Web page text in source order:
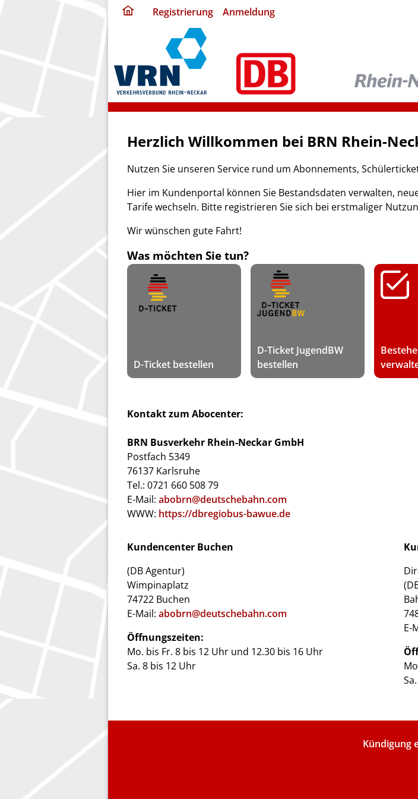
ding Registrierung Anmeldung
Herzlich Willkommen bei BRN Rhein-
Nutzen Sie unseren Service rund um Abonnements,
Hier im Kundenportal können Sie Bestandsdaten verwalten,
Tarife wechseln. Bitte registrieren Sie sich bei erstmaliger
Wir wünschen gute Fahrt!
Was möchten Sie tun?
D-Ticket bestellen
D-Ticket JugendBW
bestellen
Kontakt zum Abocenter:
BRN Busverkehr Rhein-Neckar GmbH
Postfach 5349
76137 Karlsruhe
Tel.: 0721 660 508 79
E-Mail: abobrn@deutschebahn.com
WWW: https://dbregiobus-bawue.de
Kundencenter Buchen
(DB Agentur)
Wimpinaplatz
74722 Buchen
E-Mail: abobrn@deutschebahn.com
Öffnungszeiten:
Mo. bis Fr. 8 bis 12 Uhr und 12.30 bis 16 Uhr
Sa. 8 bis 12 Uhr
E-
Kündigung